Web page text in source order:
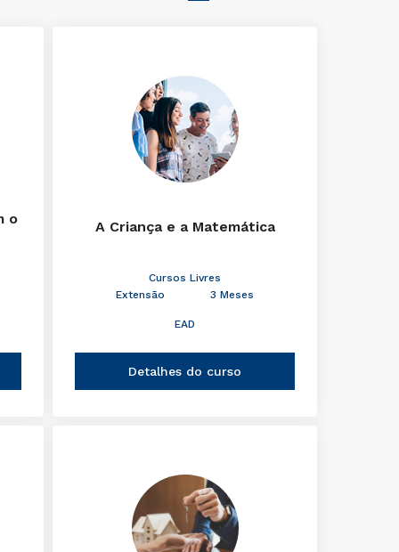
o
A Criança e a Matemática
Cursos Livres
Extensão
3 Meses
EAD
Detalhes do curso